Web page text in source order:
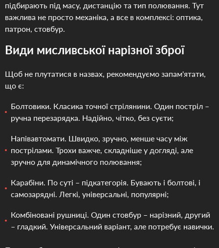
підбирають під масу, дистанцію та тип полювання. Тут
важлива не просто механіка, а все в комплексі: оптика,
патрон, стовбур.
Види мисливської нарізної зброї
Щоб не плутатися в назвах, рекомендуємо запам'ятати,
що є:
Болтовики. Класика точної стрілянини. Один постріл –
ручна перезарядка. Надійно, чітко, без суєти;
Напівавтомати. Швидко, зручно, менше часу між
пострілами. Трохи важче, складніше у догляді, але
зручно для динамічного полювання;
Карабіни. По суті – підкатегорія. Бувають і болтові, і
самозарядні. Легкі, універсальні, популярні;
Комбіновані рушниці. Один стовбур – нарізний, другий
– гладкий. Універсальний варіант, але потребує навички.